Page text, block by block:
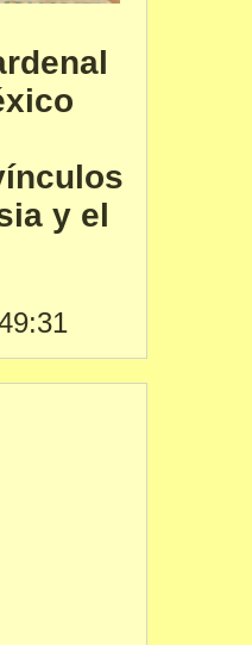
y el